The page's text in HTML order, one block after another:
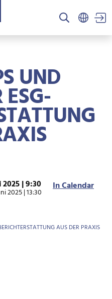
UND
2025 | 9:30
2025 | 13:30 In Calendar
AUS DER PRAXIS